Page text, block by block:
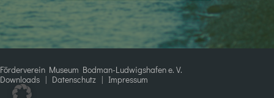
Förderverein Museum Bodman-Ludwigshafen e. V.
Downloads | Datenschutz | Impressum